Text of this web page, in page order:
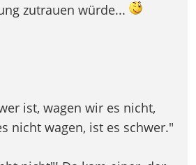
zutrauen würde...
ist, wagen wir es nicht,
nicht wagen, ist es schwer."